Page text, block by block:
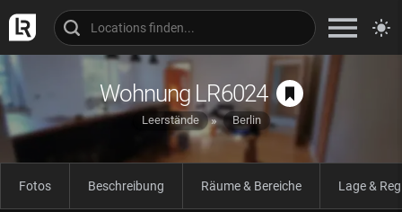
Wohnung LR6024
Leerstände Berlin
Fotos Beschreibung Räume & Bereiche Lage &